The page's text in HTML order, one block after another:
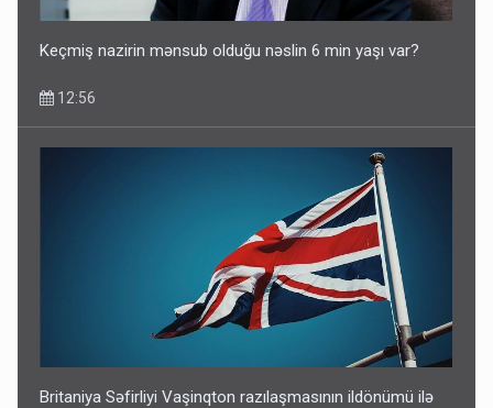
Keçmiş nazirin mənsub olduğu nəslin 6 min yaşı var?
12:56
Britaniya Səfirliyi Vaşinqton razılaşmasının ildönümü ilə